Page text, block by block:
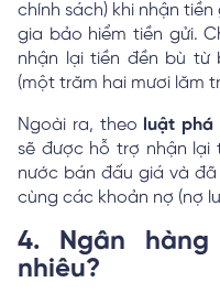
chính sách) khi nhận
gia bảo hiểm tiền gửi.
nhận lại tiền đền bù từ
(một trăm hai mươi lăm
Ngoài ra, theo luật phá
sẽ được hỗ trợ nhận lại
nước bán đấu giá và
cùng các khoản nợ (nợ
4. Ngân
nhiêu?